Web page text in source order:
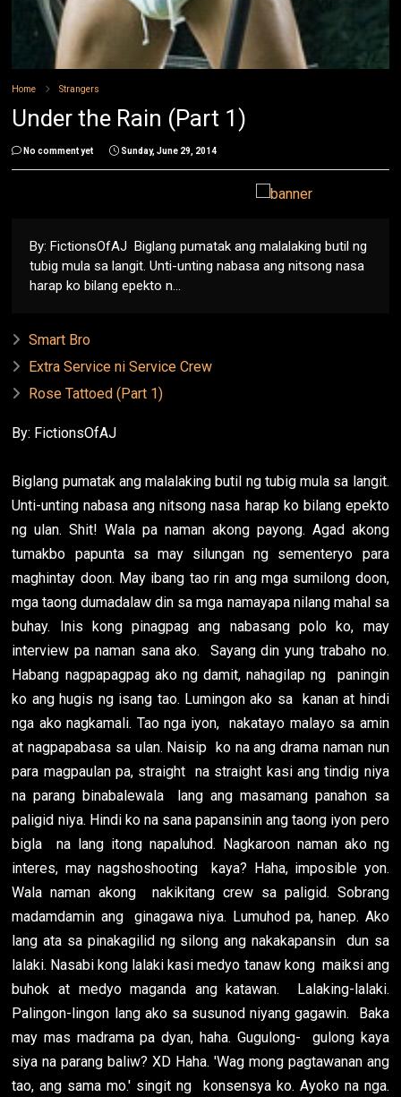
Home Strangers
Under the Rain (Part 1)
No comment yet Sunday, June 29, 2014
By: FictionsOfAJ Biglang pumatak ang malalaking butil ng
tubig mula sa langit. Unti-unting nabasa ang nitsong nasa
harap ko bilang epekto n...
Smart Bro
Extra Service ni Service Crew
Rose Tattoed (Part 1)
By: FictionsOfAJ
Biglang pumatak ang malalaking butil ng tubig mula sa langit.
Unti-unting nabasa ang nitsong nasa harap ko bilang epekto
ng ulan. Shit! Wala pa naman akong payong. Agad akong
tumakbo papunta sa may silungan ng sementeryo para
maghintay doon. May ibang tao rin ang mga sumilong doon,
mga taong dumadalaw din sa mga namayapa nilang mahal sa
buhay. Inis kong pinagpag ang nabasang polo ko, may
interview pa naman sana ako. Sayang din yung trabaho no.
Habang nagpapagpag ako ng damit, nahagilap ng paningin
ko ang hugis ng isang tao. Lumingon ako sa kanan at hindi
nga ako nagkamali. Tao nga iyon, nakatayo malayo sa amin
at nagpapabasa sa ulan. Naisip ko na ang drama naman nun
para magpaulan pa, straight na straight kasi ang tindig niya
na parang binabalewala lang ang masamang panahon sa
paligid niya. Hindi ko na sana papansinin ang taong iyon pero
bigla na lang itong napaluhod. Nagkaroon naman ako ng
interes, may nagshoshooting kaya? Haha, imposible yon.
Wala naman akong nakikitang crew sa paligid. Sobrang
madamdamin ang ginagawa niya. Lumuhod pa, hanep. Ako
lang ata sa pinakagilid ng silong ang nakakapansin dun sa
lalaki. Nasabi kong lalaki kasi medyo tanaw kong maiksi ang
buhok at medyo maganda ang katawan. Lalaking-lalaki.
Palingon-lingon lang ako sa susunod niyang gagawin. Baka
may mas madrama pa dyan, haha. Gugulong- gulong kaya
siya na parang baliw? XD Haha. 'Wag mong pagtawanan ang
tao, ang sama mo.' singit ng konsensya ko. Ayoko na nga.